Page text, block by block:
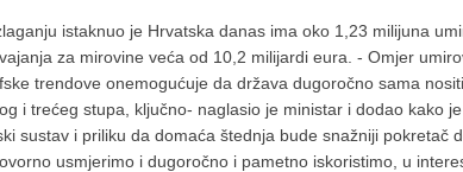
istaknuo je Hrvatska danas ima oko 1,23 milijuna
za mirovine veća od 10,2 milijardi eura. - Omjer
trendove onemogućuje da država dugoročno sama
i trećeg stupa, ključno- naglasio je ministar i dodao kako
sustav i priliku da domaća štednja bude snažniji pokretač
usmjerimo i dugoročno i pametno iskoristimo, u